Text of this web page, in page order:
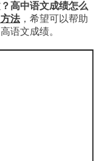
高中语文成绩怎么
法，希望可以帮助
语文成绩。